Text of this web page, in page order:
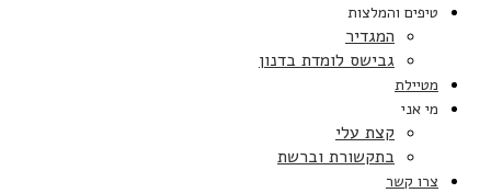
טיפים והמלצות
המגדיר
גבישס לומדת בדנון
מטיילת
מי אני
קצת עלי
בתקשורת וברשת
צרו קשר